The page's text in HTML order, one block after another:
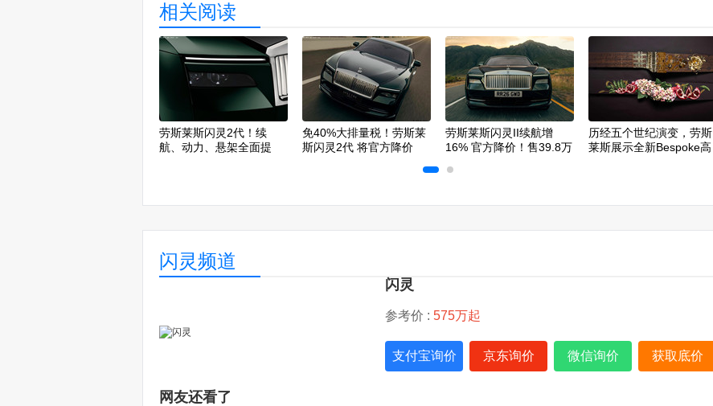
相关阅读
劳斯莱斯闪灵2代！续
航、动力、悬架全面提
免40%大排量税！劳斯莱
斯闪灵2代 将官方降价
劳斯莱斯闪灵II续航增
16% 官方降价！售39.8万
历经五个世纪演变，劳斯
莱斯展示全新Bespoke高
闪灵频道
闪灵
参考价 : 575万起
支付宝询价 京东询价 微信询价 获取底价
网友还看了